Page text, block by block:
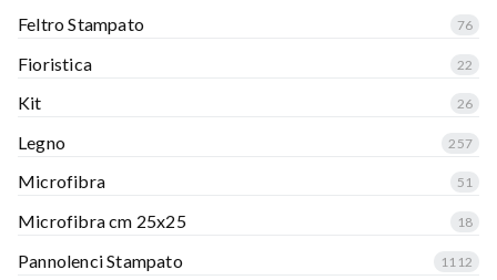
Feltro Stampato 76
Fioristica 22
Kit 26
Legno 257
Microfibra 51
Microfibra cm 25x25 18
Pannolenci Stampato 1112